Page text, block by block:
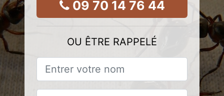
09 70 14 76 44
OU ÊTRE RAPPELÉ